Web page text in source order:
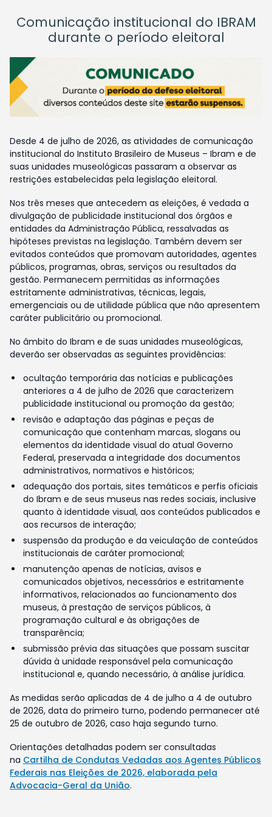
Comunicação institucional do IBRAM
durante o período eleitoral
Desde 4 de julho de 2026, as atividades de comunicação
institucional do Instituto Brasileiro de Museus – Ibram e de
suas unidades museológicas passaram a observar as
restrições estabelecidas pela legislação eleitoral.
Nos três meses que antecedem as eleições, é vedada a
divulgação de publicidade institucional dos órgãos e
entidades da Administração Pública, ressalvadas as
hipóteses previstas na legislação. Também devem ser
evitados conteúdos que promovam autoridades, agentes
públicos, programas, obras, serviços ou resultados da
gestão. Permanecem permitidas as informações
estritamente administrativas, técnicas, legais,
emergenciais ou de utilidade pública que não apresentem
caráter publicitário ou promocional.
No âmbito do Ibram e de suas unidades museológicas,
deverão ser observadas as seguintes providências:
ocultação temporária das notícias e publicações
anteriores a 4 de julho de 2026 que caracterizem
publicidade institucional ou promoção da gestão;
revisão e adaptação das páginas e peças de
comunicação que contenham marcas, slogans ou
elementos da identidade visual do atual Governo
Federal, preservada a integridade dos documentos
administrativos, normativos e históricos;
adequação dos portais, sites temáticos e perfis oficiais
do Ibram e de seus museus nas redes sociais, inclusive
quanto à identidade visual, aos conteúdos publicados e
aos recursos de interação;
suspensão da produção e da veiculação de conteúdos
institucionais de caráter promocional;
manutenção apenas de notícias, avisos e
comunicados objetivos, necessários e estritamente
informativos, relacionados ao funcionamento dos
museus, à prestação de serviços públicos, à
programação cultural e às obrigações de
transparência;
submissão prévia das situações que possam suscitar
dúvida à unidade responsável pela comunicação
institucional e, quando necessário, à análise jurídica.
As medidas serão aplicadas de 4 de julho a 4 de outubro
de 2026, data do primeiro turno, podendo permanecer até
25 de outubro de 2026, caso haja segundo turno.
Orientações detalhadas podem ser consultadas
na Cartilha de Condutas Vedadas aos Agentes Públicos
Federais nas Eleições de 2026, elaborada pela
Advocacia-Geral da União.